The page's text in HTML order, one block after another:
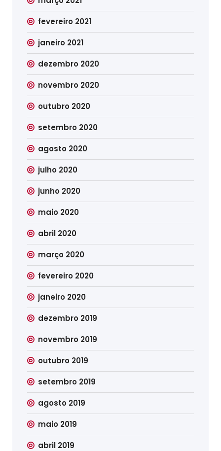
fevereiro 2021
janeiro 2021
dezembro 2020
novembro 2020
outubro 2020
setembro 2020
agosto 2020
julho 2020
junho 2020
maio 2020
abril 2020
março 2020
fevereiro 2020
janeiro 2020
dezembro 2019
novembro 2019
outubro 2019
setembro 2019
agosto 2019
maio 2019
abril 2019